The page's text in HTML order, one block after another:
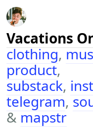
Vacations
clothing,
product,
substack,
telegram,
&mapstr